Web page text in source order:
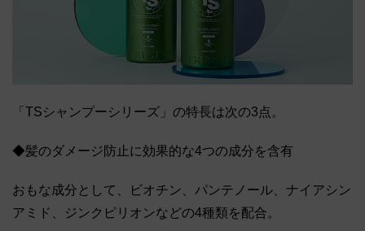
「TSシャンプーシリーズ」の特長は次の3点。
◆髪のダメージ防止に効果的な4つの成分を含有
おもな成分として、ビオチン、パンテノール、ナイアシン
アミド、ジンクピリオンなどの4種類を配合。